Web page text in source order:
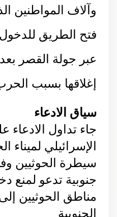
وآلاف المواطنين
فتح الطريق
إغلاقها بسبب
سياق الادعاء
جاء تداول
الإسرائيلي لميناء
سيطرة الحوثيين
جنوبية تدعو لمنع
مناطق الحوثيين
الجنوبية